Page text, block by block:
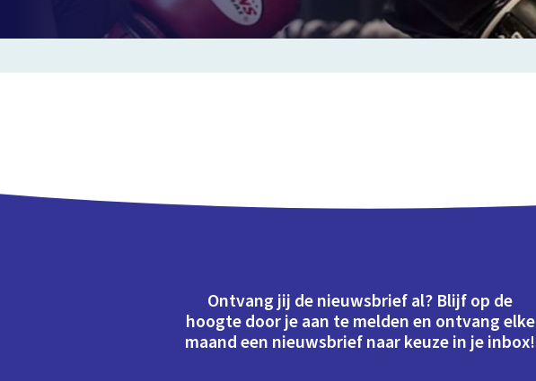
Ontvang jij de nieuwsbrief al? Blijf op de
hoogte door je aan te melden en ontvang elke
maand een nieuwsbrief naar keuze in je inbox!